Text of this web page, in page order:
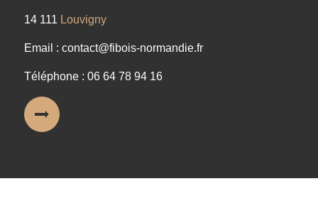
14 111 Louvigny
Email : contact@fibois-normandie.fr
Téléphone : 06 64 78 94 16